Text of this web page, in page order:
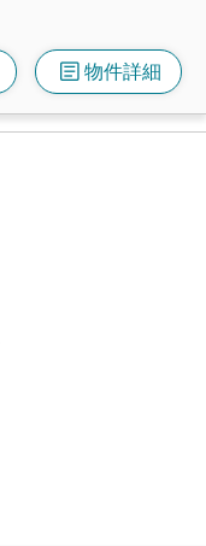
article物件詳細